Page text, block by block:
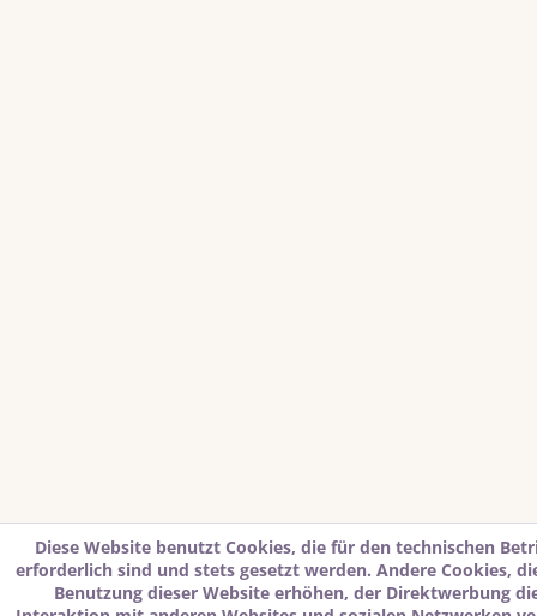
Diese Website benutzt Cookies, die für den technischen
erforderlich sind und stets gesetzt werden. Andere Cookies,
Benutzung dieser Website erhöhen, der Direktwerbung